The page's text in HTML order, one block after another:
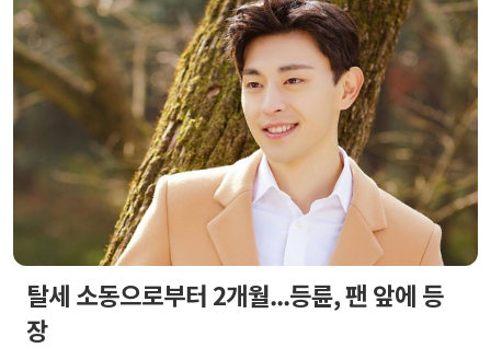
탈세 소동으로부터 2개월...등륜, 팬 앞에 등
장